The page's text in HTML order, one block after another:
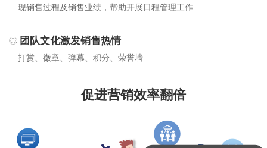
现销售过程及销售业绩，帮助开展日程管理工作
团队文化激发销售热情
打赏、徽章、弹幕、积分、荣誉墙
促进营销效率翻倍